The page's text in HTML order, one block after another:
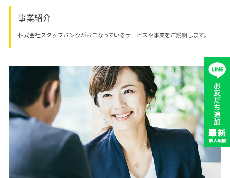
事業紹介
株式会社スタッフバンクがおこなっているサービスや事業をご説明します。